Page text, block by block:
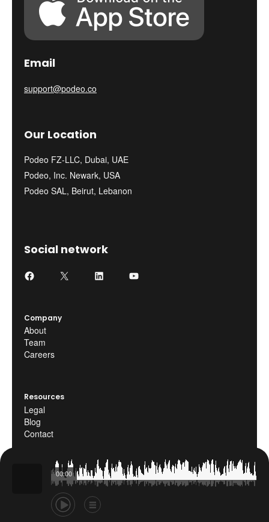
Email
support@podeo.co
Our Location
Podeo FZ-LLC, Dubai, UAE
Podeo, Inc. Newark, USA
Podeo SAL, Beirut, Lebanon
Social network
Company
About
Team
Careers
Resources
Legal
Blog
Contact
00:00